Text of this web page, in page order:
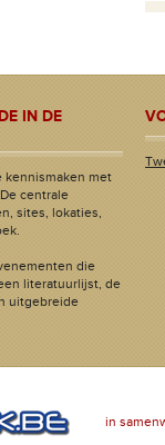
IN DE
kennismaken met
centrale
sites, lokaties,
die
literatuurlijst, de
uitgebreide
in